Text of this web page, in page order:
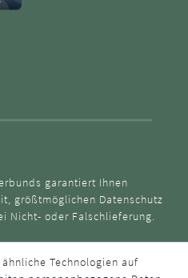
garantiert Ihnen
größtmöglichen Datenschutz
Nicht- oder Falschlieferung.
Technologien auf